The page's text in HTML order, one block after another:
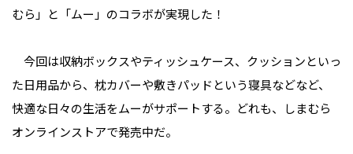
むら」と「ムー」のコラボが実現した！
今回は収納ボックスやティッシュケース、クッションといっ
た日用品から、枕カバーや敷きパッドという寝具などなど、
快適な日々の生活をムーがサポートする。どれも、しまむら
オンラインストアで発売中だ。